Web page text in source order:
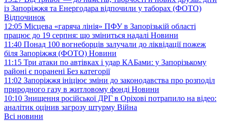
із Запоріжжя та Енергодара відпочили у таборах (ФОТО)
Відпочинок
12:05 Місцева «гаряча лінія» ПФУ в Запорізькій області
працює до 19 серпня: що зміниться надалі Новини
11:40 Понад 100 вогнеборців залучали до ліквідації пожеж
біля Запоріжжя (ФОТО) Новини
11:15 Три атаки по автівках і удар КАБами: у Запорізькому
районі є поранені Без категорії
11:02 Запоріжжя ініціює зміни до законодавства про розподіл
природного газу в житловому фонді Новини
10:10 Знищення російської ДРГ в Оріхові потрапило на відео:
аналітик оцінив загрозу штурму Війна
Всі новини